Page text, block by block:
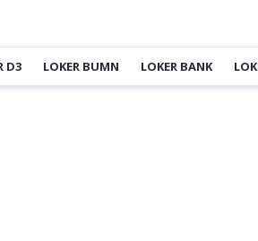
D3 LOKER BUMN LOKER BANK